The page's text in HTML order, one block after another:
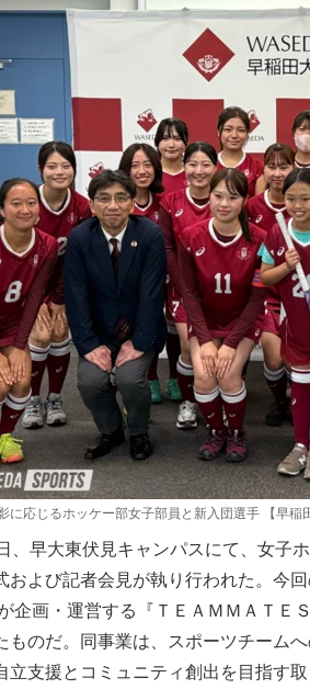
に応じるホッケー部女子部員と新入団選手 【早稲
、早大東伏見キャンパスにて、女子
および記者会見が執り行われた。今
企画・運営する『ＴＥＡＭＭＡＴＥ
ものだ。同事業は、スポーツチーム
立支援とコミュニティ創出を目指す